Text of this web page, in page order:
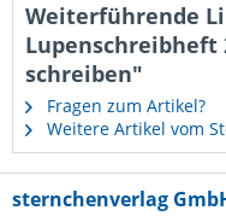
Weiterführende
Lupenschreibheft
schreiben"
Fragen zum Artikel?
Weitere Artikel vom
sternchenverlag